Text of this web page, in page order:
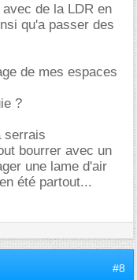
de la LDR en
qu'a passer des
de mes espaces
?
serrais
bourrer avec un
une lame d'air
été partout...
#8